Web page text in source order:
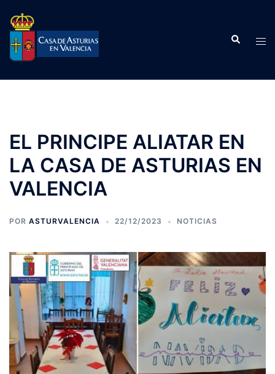
contenido
Buscar
EL PRINCIPE ALIATAR EN
LA CASA DE ASTURIAS EN
VALENCIA
POR ASTURVALENCIA 22/12/2023 NOTICIAS